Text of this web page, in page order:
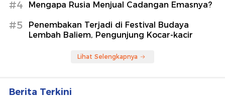
#4 Mengapa Rusia Menjual Cadangan Emasnya?
#5
Penembakan Terjadi di Festival Budaya
Lembah Baliem, Pengunjung Kocar-kacir
Lihat Selengkapnya
Berita Terkini